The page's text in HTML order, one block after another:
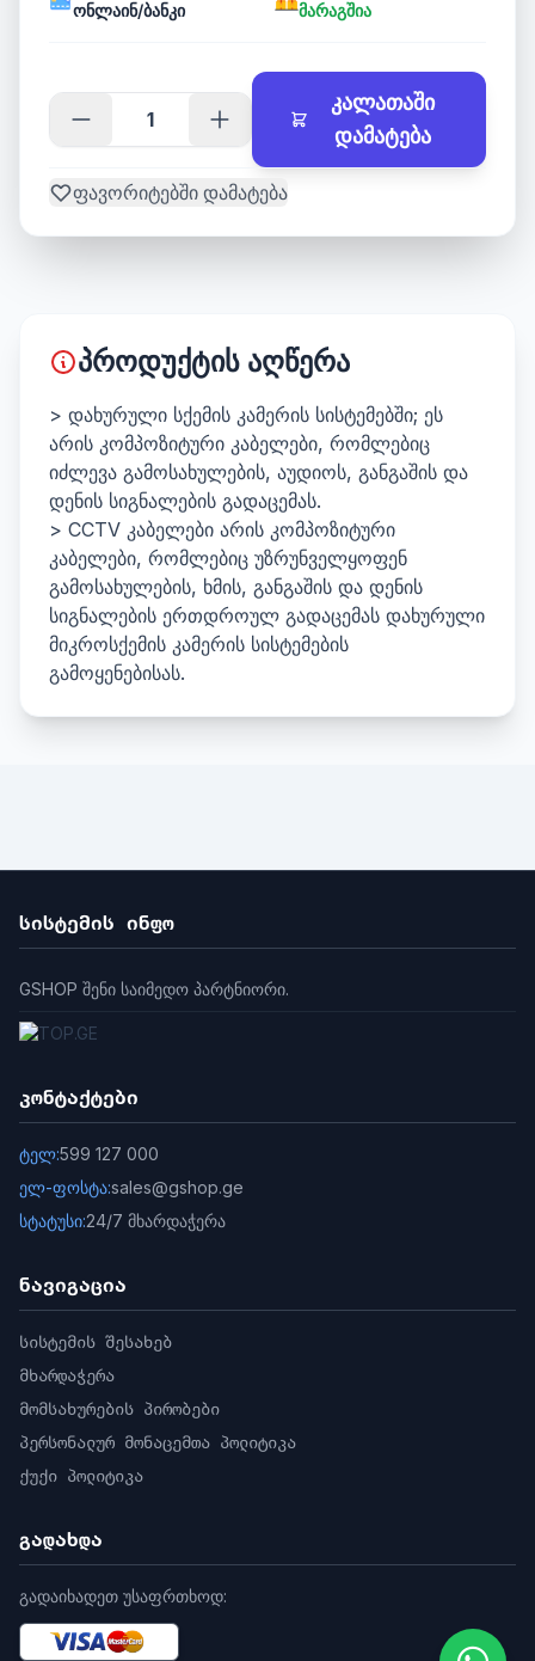
ონლაინ/ბანკი
მარაგშია
კალათაში
დამატება
ფავორიტებში დამატება
პროდუქტის აღწერა
> დახურული სქემის კამერის სისტემებში; ეს
არის კომპოზიტური კაბელები, რომლებიც
იძლევა გამოსახულების, აუდიოს, განგაშის და
დენის სიგნალების გადაცემას.
> CCTV კაბელები არის კომპოზიტური
კაბელები, რომლებიც უზრუნველყოფენ
გამოსახულების, ხმის, განგაშის და დენის
სიგნალების ერთდროულ გადაცემას დახურული
მიკროსქემის კამერის სისტემების
გამოყენებისას.
სისტემის ინფო
GSHOP შენი საიმედო პარტნიორი.
კონტაქტები
ტელ:599 127 000
ელ-ფოსტა:sales@gshop.ge
სტატუსი:24/7 მხარდაჭერა
ნავიგაცია
სისტემის შესახებ
მხარდაჭერა
მომსახურების პირობები
პერსონალურ მონაცემთა პოლიტიკა
ქუქი პოლიტიკა
გადახდა
გადაიხადეთ უსაფრთხოდ: